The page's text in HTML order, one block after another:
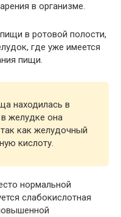
в организме.
в ротовой полости,
где уже имеется
пищи.
находилась в
желудке она
как желудочный
кислоту.
нормальной
слабокислотная